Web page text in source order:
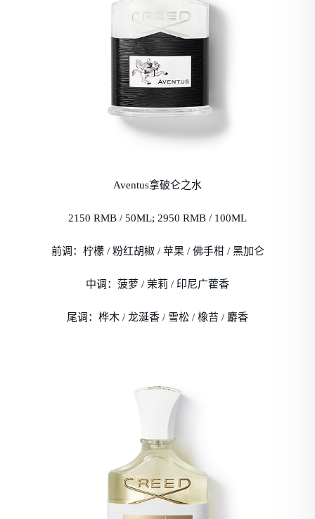
Aventus拿破仑之水
2150 RMB / 50ML; 2950 RMB / 100ML
前调：柠檬 / 粉红胡椒 / 苹果 / 佛手柑 / 黑加仑
中调：菠萝 / 茉莉 / 印尼广藿香
尾调：桦木 / 龙涎香 / 雪松 / 橡苔 / 麝香